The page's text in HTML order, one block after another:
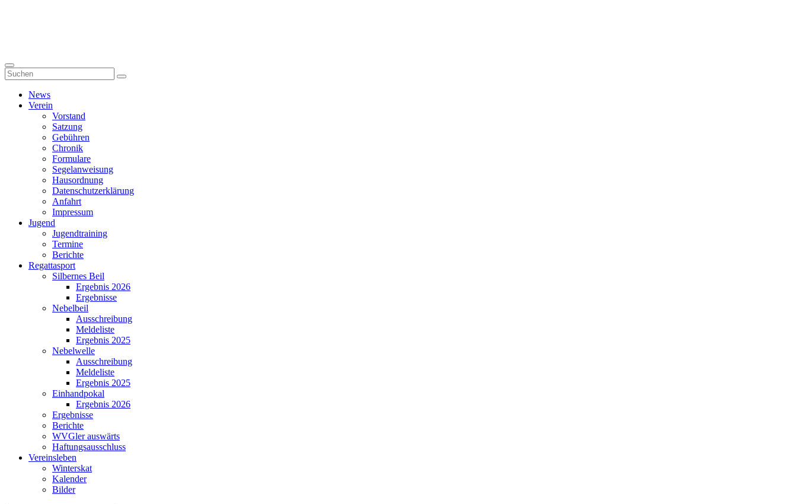
News
Verein
Vorstand
Satzung
Gebühren
Chronik
Formulare
Segelanweisung
Hausordnung
Datenschutzerklärung
Anfahrt
Impressum
Jugend
Jugendtraining
Termine
Berichte
Regattasport
Silbernes Beil
Ergebnis 2026
Ergebnisse
Nebelbeil
Ausschreibung
Meldeliste
Ergebnis 2025
Nebelwelle
Ausschreibung
Meldeliste
Ergebnis 2025
Einhandpokal
Ergebnis 2026
Ergebnisse
Berichte
WVGler auswärts
Haftungsausschluss
Vereinsleben
Winterskat
Kalender
Bilder